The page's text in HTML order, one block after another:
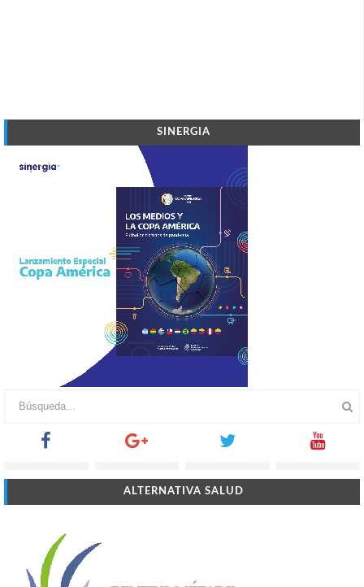
SINERGIA
ALTERNATIVA SALUD